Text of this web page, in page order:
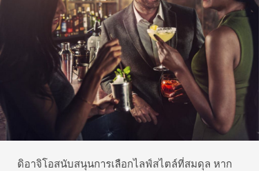
ดิอาจิโอสนับสนุนการเลือกไลฟ์สไตล์ที่สมดุล หาก